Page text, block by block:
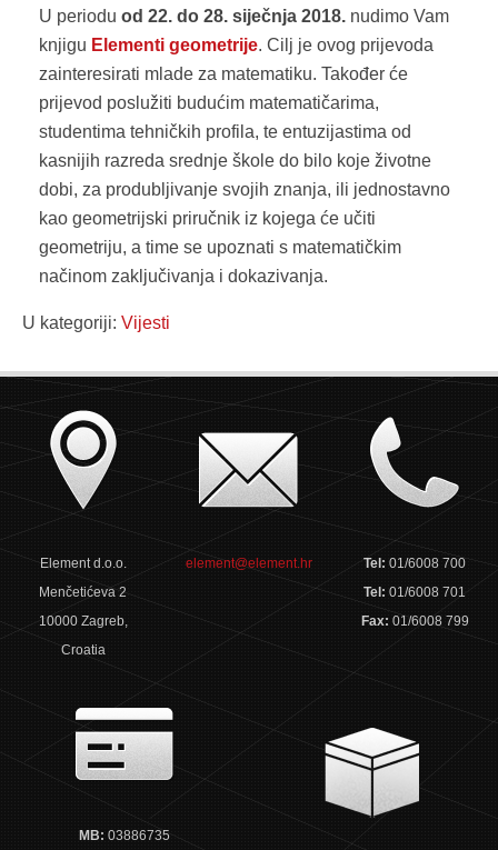
U periodu od 22. do 28. siječnja 2018. nudimo Vam
knjigu Elementi geometrije. Cilj je ovog prijevoda
zainteresirati mlade za matematiku. Također će
prijevod poslužiti budućim matematičarima,
studentima tehničkih profila, te entuzijastima od
kasnijih razreda srednje škole do bilo koje životne
dobi, za produbljivanje svojih znanja, ili jednostavno
kao geometrijski priručnik iz kojega će učiti
geometriju, a time se upoznati s matematičkim
načinom zaključivanja i dokazivanja.
U kategoriji: Vijesti
Element d.o.o.
Menčetićeva 2
10000 Zagreb,
Croatia
element@element.hr Tel:01/6008 700
Tel:01/6008 701
Fax: 01/6008 799
MB: 03886735